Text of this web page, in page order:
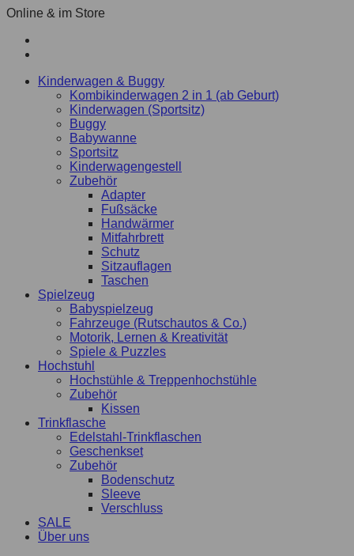
Online & im Store
Kinderwagen & Buggy
Kombikinderwagen 2 in 1 (ab Geburt)
Kinderwagen (Sportsitz)
Buggy
Babywanne
Sportsitz
Kinderwagengestell
Zubehör
Adapter
Fußsäcke
Handwärmer
Mitfahrbrett
Schutz
Sitzauflagen
Taschen
Spielzeug
Babyspielzeug
Fahrzeuge (Rutschautos & Co.)
Motorik, Lernen & Kreativität
Spiele & Puzzles
Hochstuhl
Hochstühle & Treppenhochstühle
Zubehör
Kissen
Trinkflasche
Edelstahl-Trinkflaschen
Geschenkset
Zubehör
Bodenschutz
Sleeve
Verschluss
SALE
Über uns